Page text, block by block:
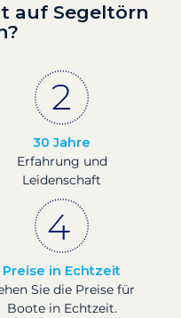
auf Segeltörn
30 Jahre
Erfahrung und
Leidenschaft
Preise in Echtzeit
Sie die Preise für
Boote in Echtzeit.